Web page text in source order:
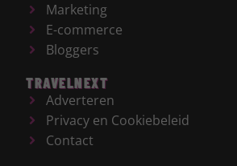
Marketing
E-commerce
Bloggers
TRAVELNEXT
Adverteren
Privacy en Cookiebeleid
Contact